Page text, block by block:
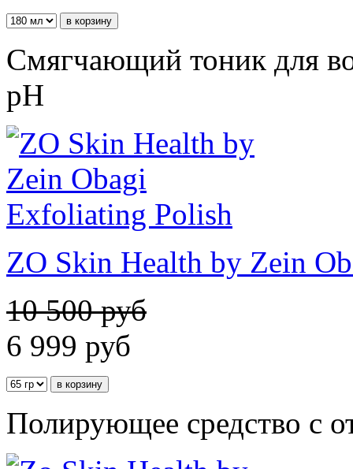
Смягчающий тоник для
рH
ZO Skin Health by Zein
10 500 руб
6 999 руб
Полирующее средство с